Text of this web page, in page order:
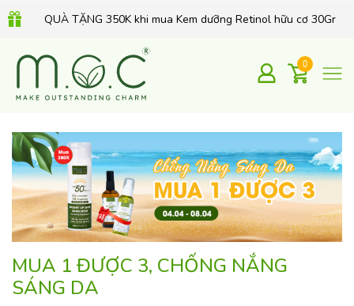
QUÀ TẶNG 350K khi mua Kem dưỡng Retinol hữu cơ 30Gr
0
MUA 1 ĐƯỢC 3, CHỐNG NẮNG
SÁNG DA